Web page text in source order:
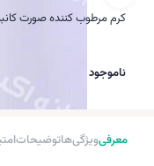
کرم مرطوب کننده صورت
ناموجود
معرفیویژگی‌هاتوضیحات